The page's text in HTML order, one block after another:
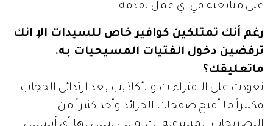
على متابعته في أي عمل يقدمه.
رغم أنك تمتلكين كوافير خاص للسيدات الإ انك
ترفضين دخول الفتيات المسيحيات به.
ماتعليقك؟
تعودت على الافتراءات والأكاذيب بعد ارتدائي الحجاب
فكثيراً ما أفتح صفحات الجرائد وأجد كثيراً من